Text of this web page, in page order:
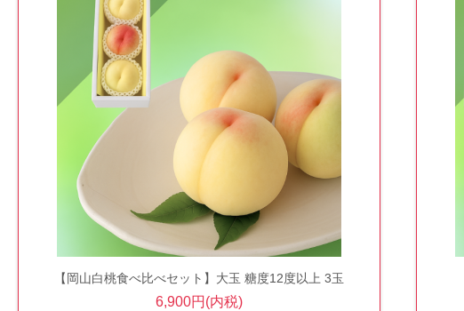
【岡山白桃食べ比べセット】大玉 糖度12度以上 3玉
6,900円(内税)